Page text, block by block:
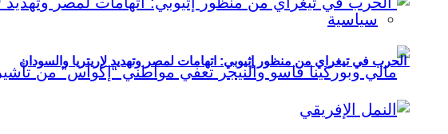
سياسية
الحرب في تيغراي من منظور إثيوبي: اتهامات لمصر وتهديد لإريتريا والسودان